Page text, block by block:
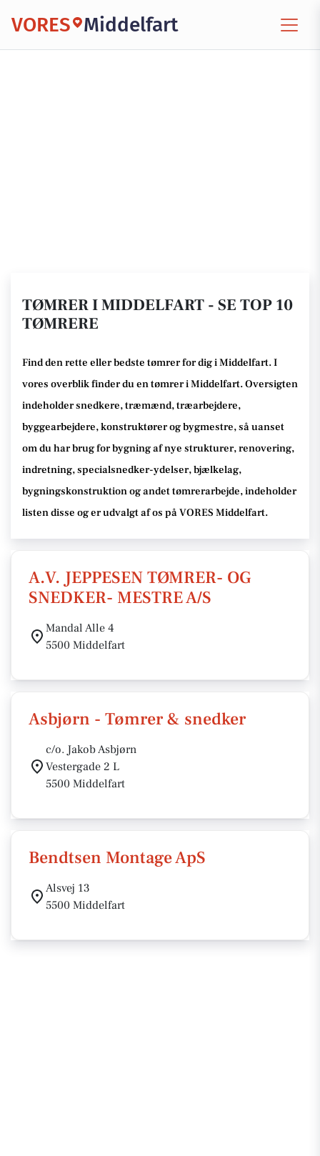
VORES Middelfart
TØMRER I MIDDELFART - SE TOP 10
TØMRERE
Find den rette eller bedste tømrerfor dig i Middelfart. I
vores overblik finder du en tømrer i Middelfart.Oversigten
indeholder snedkere, træmænd, træarbejdere,
byggearbejdere, konstruktører og bygmestre,så uanset
om du har brug for bygning af nye strukturer, renovering,
indretning, specialsnedker-ydelser, bjælkelag,
bygningskonstruktion og andet tømrerarbejde, indeholder
listen disse og er udvalgt af os på VORES Middelfart.
A.V. JEPPESEN TØMRER- OG
SNEDKER- MESTRE A/S
Mandal Alle 4
5500 Middelfart
Asbjørn - Tømrer & snedker
c/o. Jakob Asbjørn
Vestergade 2 L
5500 Middelfart
Bendtsen Montage ApS
Alsvej 13
5500 Middelfart